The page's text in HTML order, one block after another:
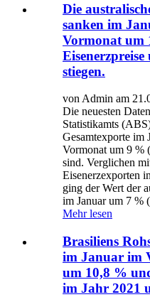
Die
sanken im
Vormonat um
stiegen.
von Admin am
Die neuesten
Statistikamts
Gesamtexporte im
Vormonat um 9 %
sind. Verglichen
Eisenerzexporten
ging der Wert der
im Januar um 7
Mehr lesen
Brasiliens
im Januar im
um 10,8 %
im Jahr 2021